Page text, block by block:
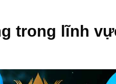
trong lĩnh